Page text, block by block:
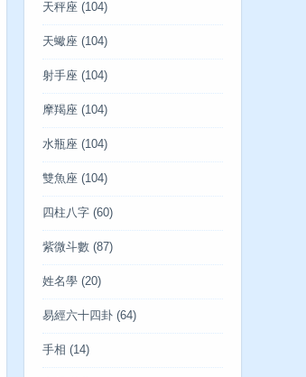
天秤座 (104)
天蠍座 (104)
射手座 (104)
摩羯座 (104)
水瓶座 (104)
雙魚座 (104)
四柱八字 (60)
紫微斗數 (87)
姓名學 (20)
易經六十四卦 (64)
手相 (14)